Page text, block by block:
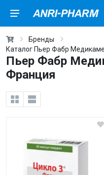
Бренды
Каталог Пьер Фабр
Пьер Фабр
Франция